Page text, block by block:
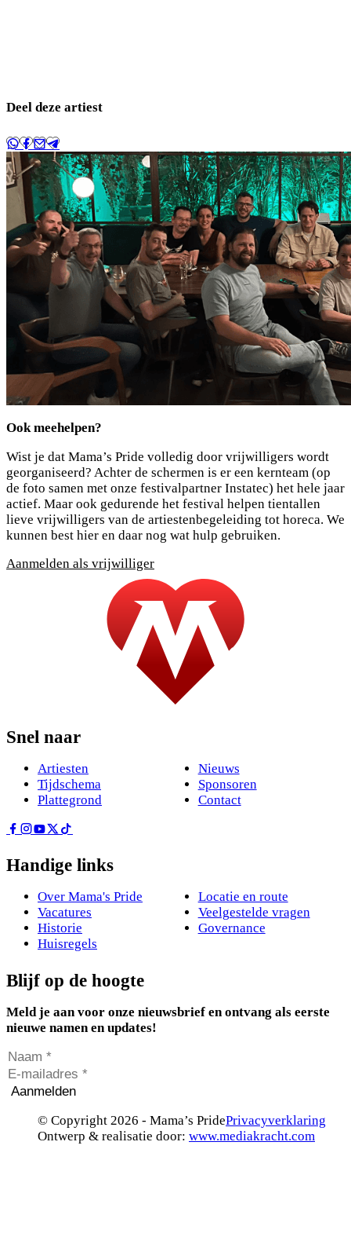
Deel deze artiest
Ook meehelpen?
Wist je dat Mama’s Pride volledig door vrijwilligers wordt
georganiseerd? Achter de schermen is er een kernteam (op
de foto samen met onze festivalpartner Instatec) het hele jaar
actief. Maar ook gedurende het festival helpen tientallen
lieve vrijwilligers van de artiestenbegeleiding tot horeca. We
kunnen best hier en daar nog wat hulp gebruiken.
Aanmelden als vrijwilliger
Snel naar
Artiesten
Tijdschema
Plattegrond
Nieuws
Sponsoren
Contact
Handige links
Over Mama's Pride
Vacatures
Historie
Huisregels
Locatie en route
Veelgestelde vragen
Governance
Blijf op de hoogte
Meld je aan voor onze nieuwsbrief en ontvang als eerste
nieuwe namen en updates!
Aanmelden
© Copyright 2026 - Mama’s PridePrivacyverklaring
Ontwerp & realisatie door: www.mediakracht.com